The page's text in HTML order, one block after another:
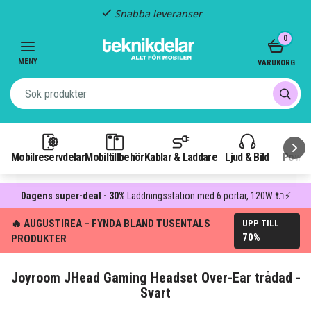
Snabba leveranser
MENY
MobilreservdelarMobiltillbehör Kablar & Laddare Ljud & Bild
0
VARUKORG
Dagens super-deal - 30% Laddningsstation med 6 portar, 120W 🔌⚡
🔥 AUGUSTIREA – FYNDA BLAND TUSENTALS
PRODUKTER
UPP TILL
70%
Joyroom JHead Gaming Headset Over-Ear trådad -
Svart